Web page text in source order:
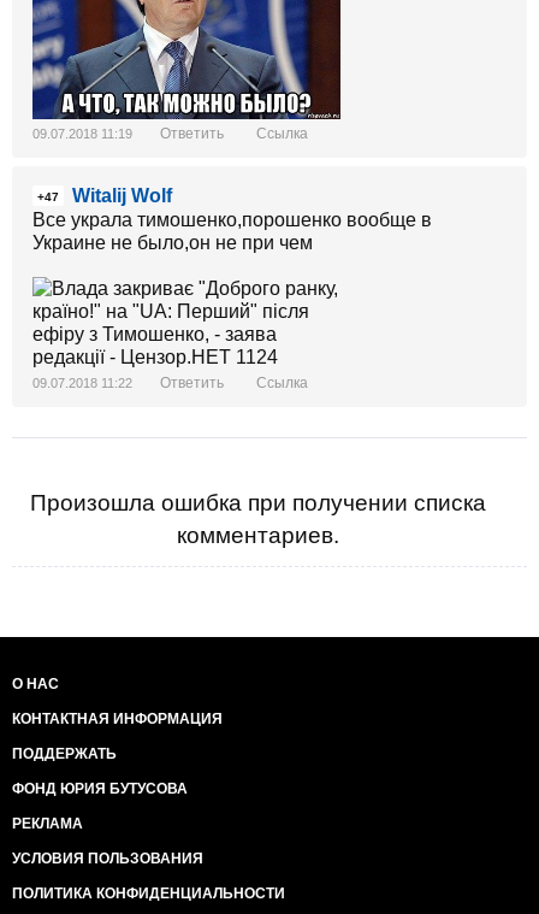
09.07.2018 11:19 Ответить Ссылка
+47
Witalij Wolf
Все украла тимошенко,порошенко вообще в
Украине не было,он не при чем
09.07.2018 11:22 Ответить Ссылка
Произошла ошибка при получении списка
комментариев.
О НАС
КОНТАКТНАЯ ИНФОРМАЦИЯ
ПОДДЕРЖАТЬ
ФОНД ЮРИЯ БУТУСОВА
РЕКЛАМА
УСЛОВИЯ ПОЛЬЗОВАНИЯ
ПОЛИТИКА КОНФИДЕНЦИАЛЬНОСТИ